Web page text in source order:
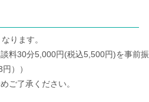
ります。
料30分5,000円(税込5,500円)を事前振
））
ご了承ください。